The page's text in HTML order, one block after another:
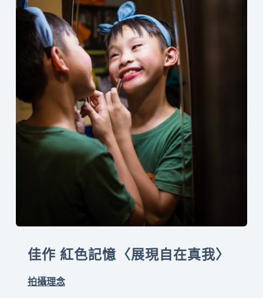
佳作 紅色記憶〈展現自在真我〉
拍攝理念